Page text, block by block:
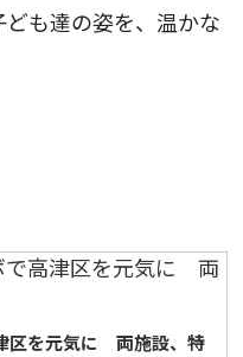
も達の姿を、温かな
区を元気に 両施設、特